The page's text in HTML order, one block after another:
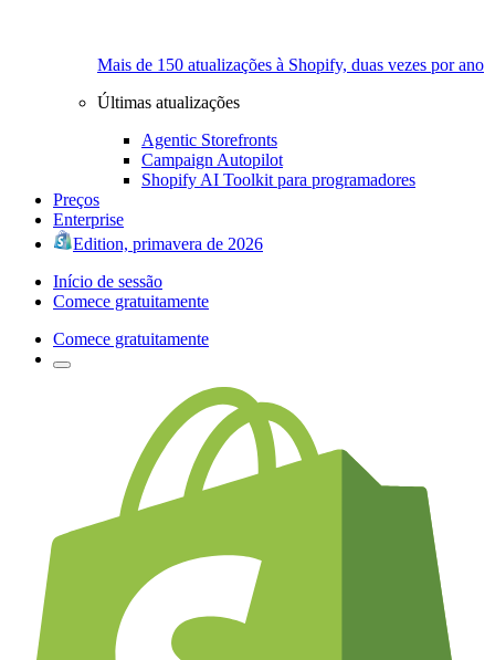
Mais de 150 atualizações à Shopify, duas vezes por ano
Últimas atualizações
Agentic Storefronts
Campaign Autopilot
Shopify AI Toolkit para programadores
Preços
Enterprise
Edition, primavera de 2026
Início de sessão
Comece gratuitamente
Comece gratuitamente